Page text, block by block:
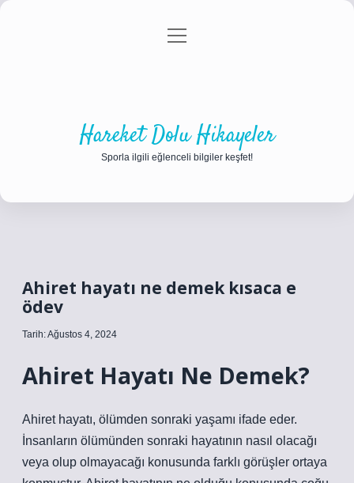
Gizlilik Politikası
menüyü
Hareket Dolu Hikayeler
Sporla ilgili eğlenceli bilgiler keşfet!
Ahiret hayatı ne demek kısaca e
ödev
Tarih: Ağustos 4, 2024
Ahiret Hayatı Ne Demek?
Ahiret hayatı, ölümden sonraki yaşamı ifade eder.
İnsanların ölümünden sonraki hayatının nasıl olacağı
veya olup olmayacağı konusunda farklı görüşler ortaya